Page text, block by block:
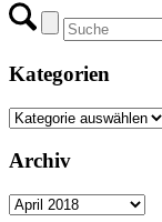
Kategorien
Kategorien
Archiv
Archiv